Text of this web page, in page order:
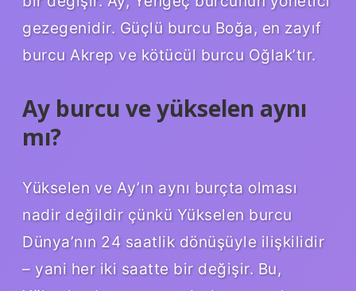
gezegenidir. Güçlü burcu Boğa, en zayıf
burcu Akrep ve kötücül burcu Oğlak’tır.
Ay burcu ve yükselen aynı
mı?
Yükselen ve Ay’ın aynı burçta olması
nadir değildir çünkü Yükselen burcu
Dünya’nın 24 saatlik dönüşüyle ​​ilişkilidir
– yani her iki saatte bir değişir. Bu,